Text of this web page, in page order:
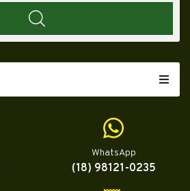
WhatsApp
(18) 98121-0235